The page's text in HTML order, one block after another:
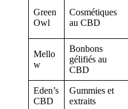
Green
Owl
Cosmétiques
au CBD
Mello
w
Bonbons
gélifiés au
CBD
Eden’s
CBD
Gummies et
extraits